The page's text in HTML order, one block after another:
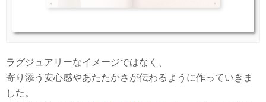
ラグジュアリーなイメージではなく、
寄り添う安心感やあたたかさが伝わるように作っていきま
した。